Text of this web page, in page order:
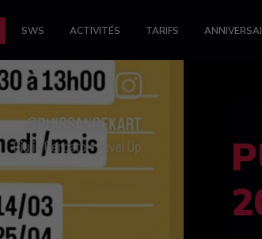
SWS ACTIVITÉS TARIFS